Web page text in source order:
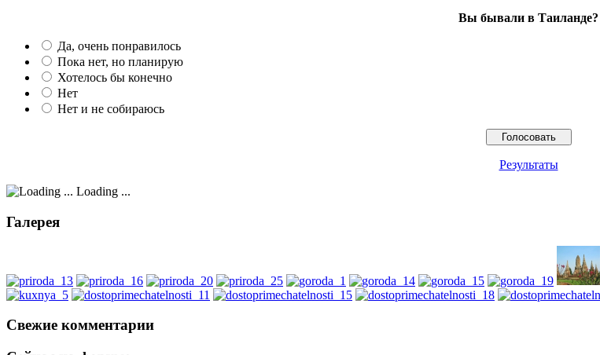
Вы бывали в Таиланде?
Да, очень понравилось
Пока нет, но планирую
Хотелось бы конечно
Нет
Нет и не собираюсь
Результаты
Loading ...
Галерея
Свежие комментарии